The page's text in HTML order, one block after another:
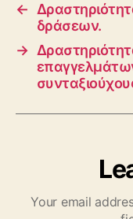
←
δράσεων.
→
Your email